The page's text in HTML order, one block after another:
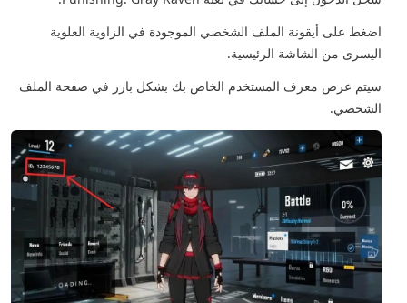
اضغط على أيقونة الملف الشخصي الموجودة في الزاوية العلوية
اليسرى من الشاشة الرئيسية.
سيتم عرض معرف المستخدم الخاص بك بشكل بارز في صفحة الملف
الشخصي.